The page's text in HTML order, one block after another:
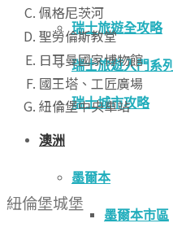
瑞士旅遊全攻略
瑞士旅遊入門系列
瑞士城市攻略
澳洲
墨爾本
墨爾本市區
佩格尼茨河
聖勞倫斯教堂
日耳曼國家博物館
國王塔、工匠廣場
紐倫堡中央車站
紐倫堡城堡